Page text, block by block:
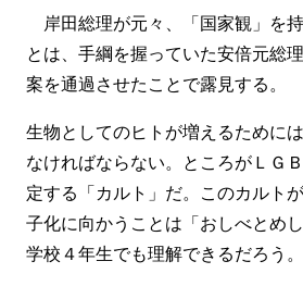
岸田総理が元々、「国家観」を
とは、手綱を握っていた安倍元総
案を通過させたことで露見する。
生物としてのヒトが増えるために
なければならない。ところがＬＧ
定する「カルト」だ。このカルト
子化に向かうことは「おしべとめ
学校４年生でも理解できるだろう。